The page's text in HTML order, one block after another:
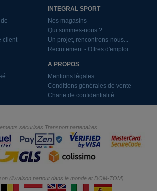
client
INTEGRAL SPORT
Nos magasins
Qui sommes-nous ?
Un projet, rencontrons-nous...
Recrutement - Offres d'emploi
A PROPOS
Mentions légales
Conditions générales de vente
Charte de confidentialité
sécurisés Transport partenaires
(livraison partout dans le monde et DOM-TOM)